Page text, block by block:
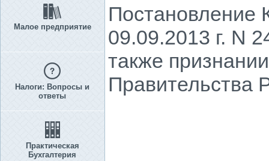
Малое предприятие
Налоги: Вопросы и
ответы
Практическая
Бухгалтерия
Постановление
09.09.2013 г. N
также
Правительства